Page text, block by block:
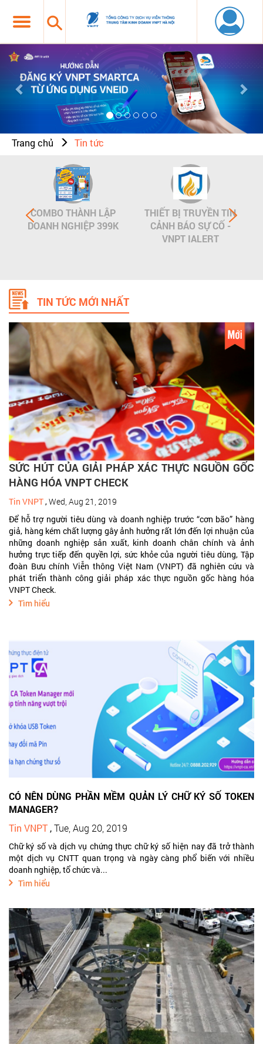
Previous
Trang chủ Tin tức
COMBO THÀNH LẬP
DOANH NGHIỆP 399K
THIẾT BỊ TRUYỀN TIN
CẢNH BÁO SỰ CỐ -
VNPT IALERT
TIN TỨC MỚI NHẤT
SỨC HÚT CỦA GIẢI PHÁP XÁC THỰC NGUỒN GỐC
HÀNG HÓA VNPT CHECK
Tin VNPT,Wed, Aug 21, 2019
Để hỗ trợ người tiêu dùng và doanh nghiệp trước “cơn bão” hàng
giả, hàng kém chất lượng gây ảnh hưởng rất lớn đến lợi nhuận của
những doanh nghiệp sản xuất, kinh doanh chân chính và ảnh
hưởng trực tiếp đến quyền lợi, sức khỏe của người tiêu dùng, Tập
đoàn Bưu chính Viễn thông Việt Nam (VNPT) đã nghiên cứu và
phát triển thành công giải pháp xác thực nguồn gốc hàng hóa
VNPT Check.
Tìm hiểu
CÓ NÊN DÙNG PHẦN MỀM QUẢN LÝ CHỮ KÝ SỐ TOKEN
MANAGER?
Tin VNPT,Tue, Aug 20, 2019
Chữ ký số và dịch vụ chứng thực chữ ký số hiện nay đã trở thành
một dịch vụ CNTT quan trọng và ngày càng phổ biến với nhiều
doanh nghiệp, tổ chức và...
Tìm hiểu